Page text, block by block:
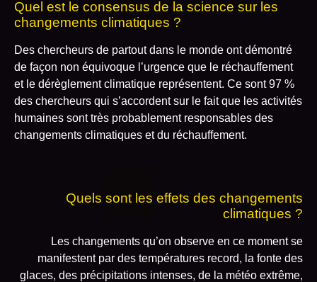
Quel est le consensus de la science sur les
changements climatiques ?
Des chercheurs de partout dans le monde ont démontré
de façon non équivoque l’urgence que le réchauffement
et le dérèglement climatique représentent. Ce sont 97 %
des chercheurs qui s’accordent sur le fait que les activités
humaines sont très probablement responsables des
changements climatiques et du réchauffement.
Quels sont les effets des changements
climatiques ?
Les changements qu’on observe en ce moment se
manifestent par des températures record, la fonte des
glaces, des précipitations intenses, de la météo extrême,